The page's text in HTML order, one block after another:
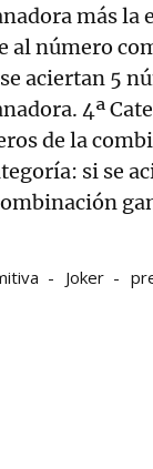
más la
al número
aciertan 5
4ª
de la
si se
Joker